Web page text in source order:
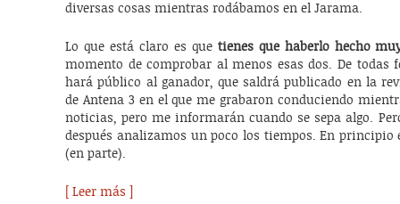
diversas cosas mientras rodábamos en el Jarama.
Lo que está claro es que tienes que haberlo hecho
momento de comprobar al menos esas dos. De todas
hará público al ganador, que saldrá publicado en la
de Antena 3 en el que me grabaron conduciendo
noticias, pero me informarán cuando se sepa algo.
después analizamos un poco los tiempos. En principio
(en parte).
[ Leer más ]